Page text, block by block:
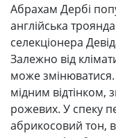
Абрахам Дербі
англійська
селекціонера
Залежно від
може змінюватися.
мідним відтінком,
рожевих. У спеку
абрикосовий тон,